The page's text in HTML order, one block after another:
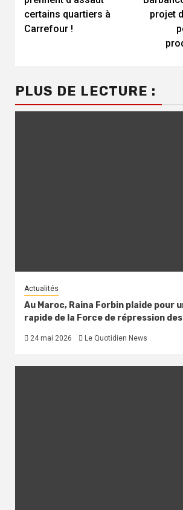
certains quartiers à
Carrefour !
projet
PLUS DE LECTURE :
Actualités
Au Maroc, Raina Forbin plaide pour
rapide de la Force de répression
24 mai 2026 Le Quotidien News